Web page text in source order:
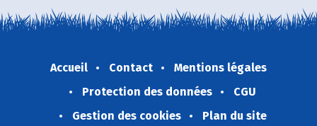
Accueil Contact
Mentions légales
Protection des données
CGU
Gestion des cookies
Plan du site